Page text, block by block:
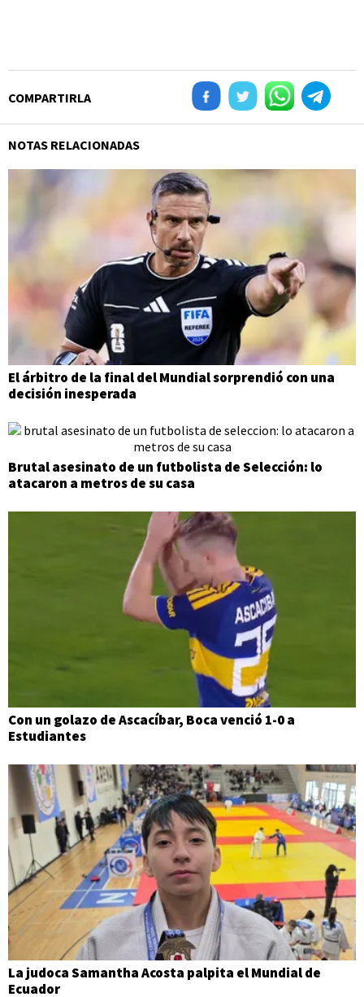
COMPARTIRLA
NOTAS RELACIONADAS
El árbitro de la final del Mundial sorprendió con una
decisión inesperada
Brutal asesinato de un futbolista de Selección: lo
atacaron a metros de su casa
Con un golazo de Ascacíbar, Boca venció 1-0 a
Estudiantes
La judoca Samantha Acosta palpita el Mundial de
Ecuador